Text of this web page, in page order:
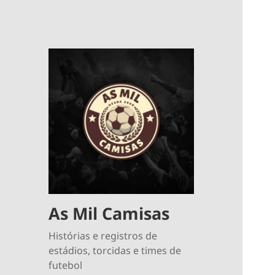
As Mil Camisas
Histórias e registros de
estádios, torcidas e times de
futebol